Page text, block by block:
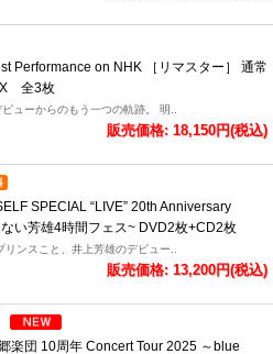
Performance on NHK ［リマスター］ 通常
全3枚
ューからのもう一つの軌跡。 明..
販売価格: 18,150円(税込)
SPECIAL “LIVE” 20th Anniversary
い芳雄4時間フェス~ DVD2枚+CD2枚
リンスこと、井上芳雄のデビュー..
販売価格: 13,200円(税込)
楽団 10周年 Concert Tour 2025 ～blue